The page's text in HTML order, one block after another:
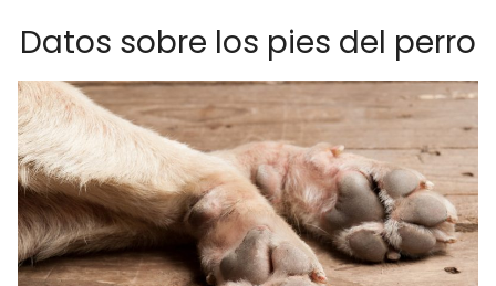
Datos sobre los pies del perro